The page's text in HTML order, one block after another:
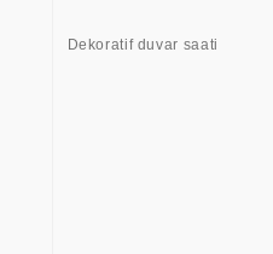
Dekoratif duvar saati